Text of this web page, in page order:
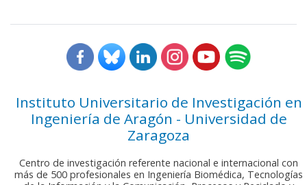
Instituto Universitario de Investigación en
Ingeniería de Aragón - Universidad de
Zaragoza
Centro de investigación referente nacional e internacional con
más de 500 profesionales en Ingeniería Biomédica, Tecnologías